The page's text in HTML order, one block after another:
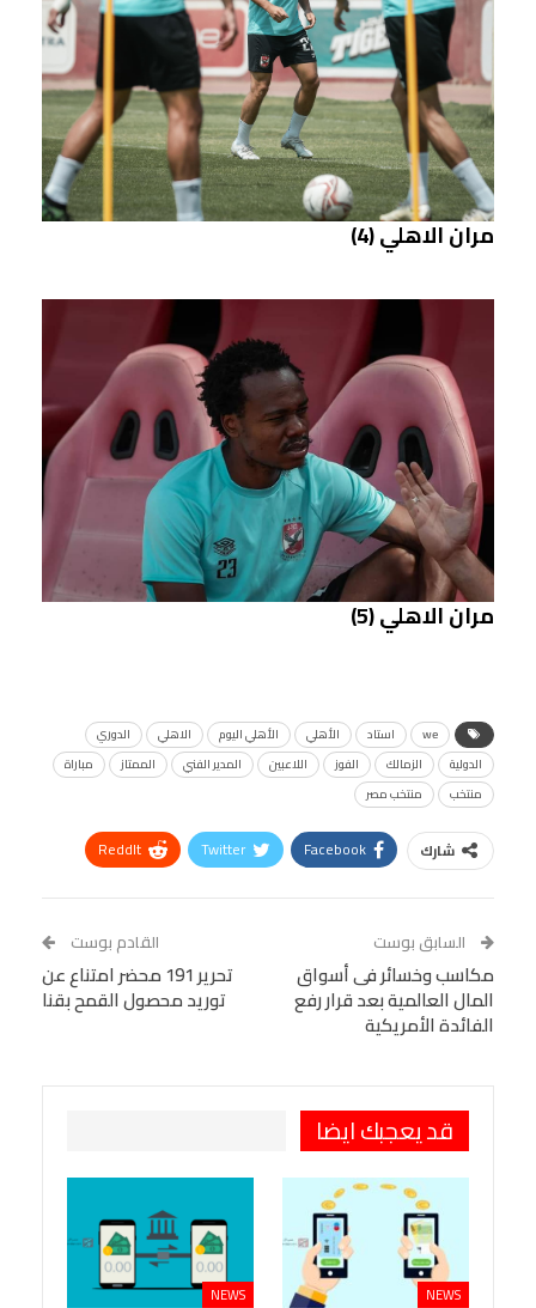
مران الاهلي (4)
مران الاهلي (5)
we استاد الأهلي الأهلي اليوم الاهلي
الدوري
الدولية
الزمالك الفوز اللاعبين المدير الفني الممتاز
مباراة
منتخب
منتخب مصر
شارك Facebook
Twitter
ReddIt
البريد الإلكتروني
StumbleUpon
VK
Digg
LINE
BlackBerry
Viber
السابق بوست
مكاسب وخسائر فى أسواق
المال العالمية بعد قرار رفع
الفائدة الأمريكية
القادم بوست
تحرير 191 محضر امتناع عن
توريد محصول القمح بقنا
قد يعجبك ايضا
NEWS
NEWS